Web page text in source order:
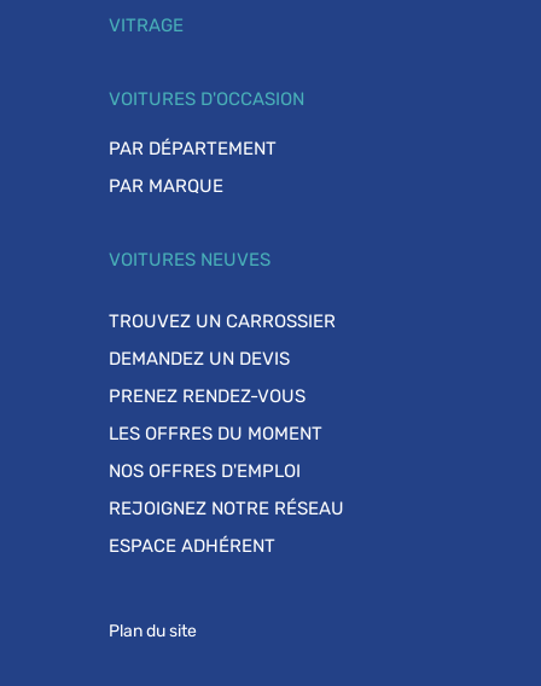
VITRAGE
VOITURES D'OCCASION
PAR DÉPARTEMENT
PAR MARQUE
VOITURES NEUVES
TROUVEZ UN CARROSSIER
DEMANDEZ UN DEVIS
PRENEZ RENDEZ-VOUS
LES OFFRES DU MOMENT
NOS OFFRES D'EMPLOI
REJOIGNEZ NOTRE RÉSEAU
ESPACE ADHÉRENT
Plan du site